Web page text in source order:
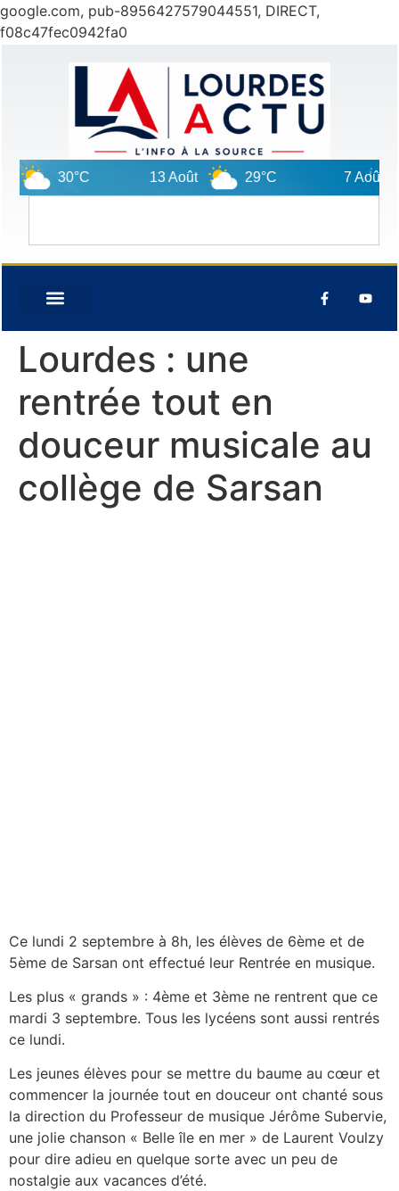
google.com, pub-8956427579044551, DIRECT,
f08c47fec0942fa0
13 Août 29°C 7 Août 28°C
Lourdes : une
rentrée tout en
douceur musicale au
collège de Sarsan
Ce lundi 2 septembre à 8h, les élèves de 6ème et de
5ème de Sarsan ont effectué leur Rentrée en musique.
Les plus « grands » : 4ème et 3ème ne rentrent que ce
mardi 3 septembre. Tous les lycéens sont aussi rentrés
ce lundi.
Les jeunes élèves pour se mettre du baume au cœur et
commencer la journée tout en douceur ont chanté sous
la direction du Professeur de musique Jérôme Subervie,
une jolie chanson « Belle île en mer » de Laurent Voulzy
pour dire adieu en quelque sorte avec un peu de
nostalgie aux vacances d’été.